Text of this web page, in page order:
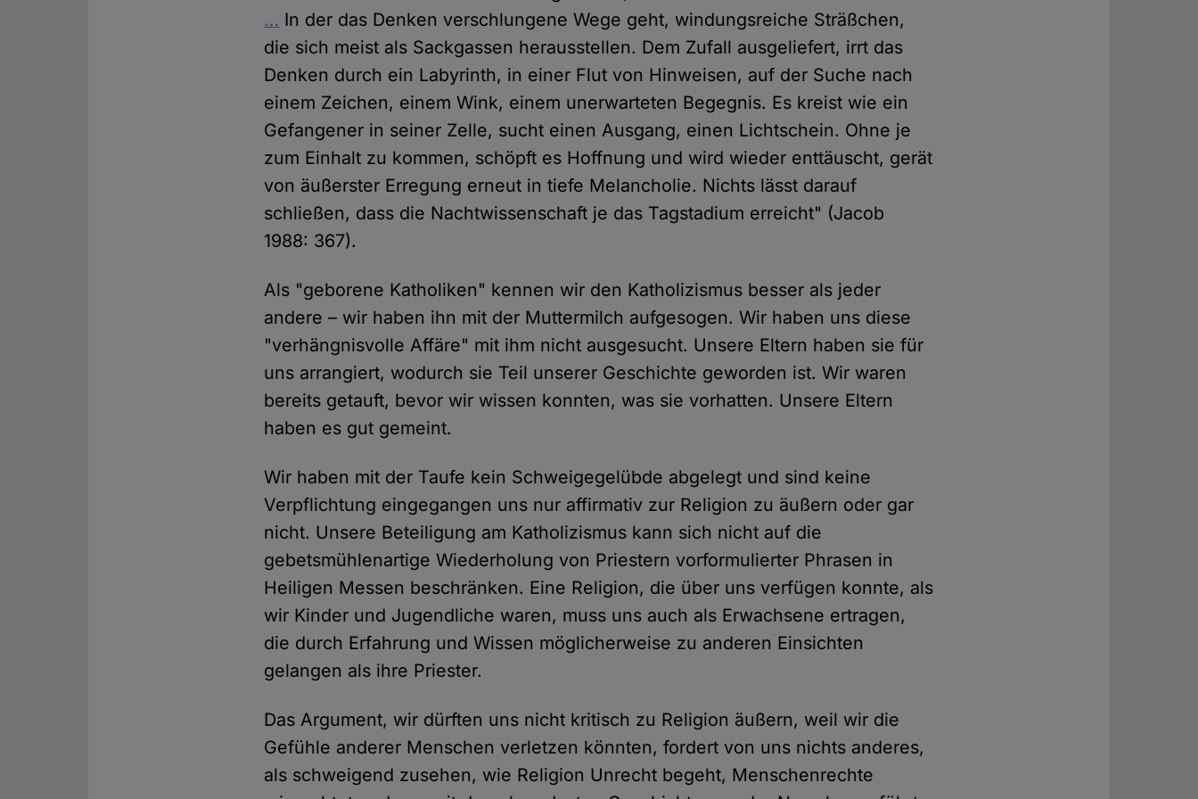
… In der das Denken verschlungene Wege geht, windungsreiche Sträßchen,
die sich meist als Sackgassen herausstellen. Dem Zufall ausgeliefert, irrt das
Denken durch ein Labyrinth, in einer Flut von Hinweisen, auf der Suche nach
einem Zeichen, einem Wink, einem unerwarteten Begegnis. Es kreist wie ein
Gefangener in seiner Zelle, sucht einen Ausgang, einen Lichtschein. Ohne je
zum Einhalt zu kommen, schöpft es Hoffnung und wird wieder enttäuscht, gerät
von äußerster Erregung erneut in tiefe Melancholie. Nichts lässt darauf
schließen, dass die Nachtwissenschaft je das Tagstadium erreicht" (Jacob
1988: 367).
Als "geborene Katholiken" kennen wir den Katholizismus besser als jeder
andere – wir haben ihn mit der Muttermilch aufgesogen. Wir haben uns diese
"verhängnisvolle Affäre" mit ihm nicht ausgesucht. Unsere Eltern haben sie für
uns arrangiert, wodurch sie Teil unserer Geschichte geworden ist. Wir waren
bereits getauft, bevor wir wissen konnten, was sie vorhatten. Unsere Eltern
haben es gut gemeint.
Wir haben mit der Taufe kein Schweigegelübde abgelegt und sind keine
Verpflichtung eingegangen uns nur affirmativ zur Religion zu äußern oder gar
nicht. Unsere Beteiligung am Katholizismus kann sich nicht auf die
gebetsmühlenartige Wiederholung von Priestern vorformulierter Phrasen in
Heiligen Messen beschränken. Eine Religion, die über uns verfügen konnte, als
wir Kinder und Jugendliche waren, muss uns auch als Erwachsene ertragen,
die durch Erfahrung und Wissen möglicherweise zu anderen Einsichten
gelangen als ihre Priester.
Das Argument, wir dürften uns nicht kritisch zu Religion äußern, weil wir die
Gefühle anderer Menschen verletzen könnten, fordert von uns nichts anderes,
als schweigend zusehen, wie Religion Unrecht begeht, Menschenrechte